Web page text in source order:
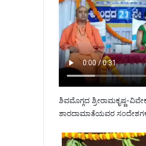
ಶಿವಮೊಗ್ಗದ ಶ್ರೀರಾಮಕೃಷ್ಣ-
ಶಾರದಾಮಾತೆಯವರ